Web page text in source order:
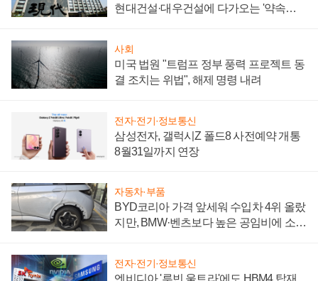
현대건설·대우건설에 다가오는 '약속의
사회
미국 법원 "트럼프 정부 풍력 프로젝트 동
결 조치는 위법", 해제 명령 내려
전자·전기·정보통신
삼성전자, 갤럭시Z 폴드8 사전예약 개통
8월31일까지 연장
자동차·부품
BYD코리아 가격 앞세워 수입차 4위 올랐
지만, BMW·벤츠보다 높은 공임비에 소비
전자·전기·정보통신
엔비디아 '루빈 울트라'에도 HBM4 탑재